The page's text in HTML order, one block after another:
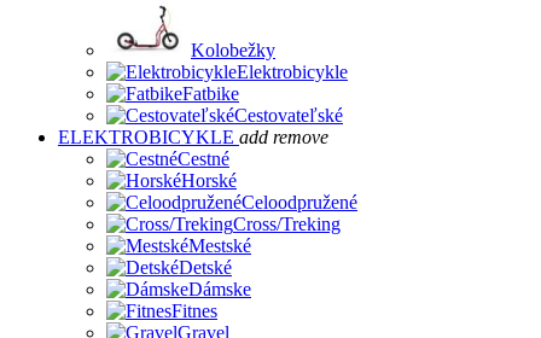
Kolobežky
Elektrobicykle
Fatbike
Cestovateľské
ELEKTROBICYKLE add remove
Cestné
Horské
Celoodpružené
Cross/Treking
Mestské
Detské
Dámske
Fitnes
Gravel